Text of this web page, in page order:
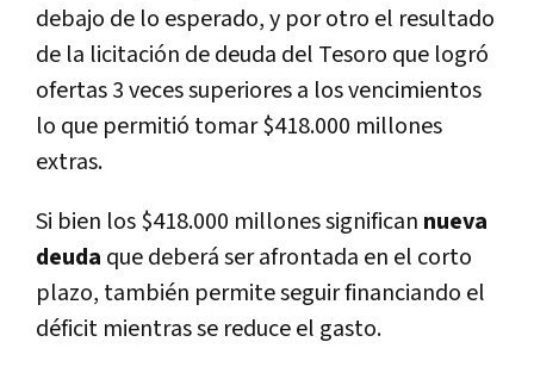
debajo de lo esperado, y por otro el resultado
de la licitación de deuda del Tesoro que logró
ofertas 3 veces superiores a los vencimientos
lo que permitió tomar $418.000 millones
extras.
Si bien los $418.000 millones significan nueva
deuda que deberá ser afrontada en el corto
plazo, también permite seguir financiando el
déficit mientras se reduce el gasto.